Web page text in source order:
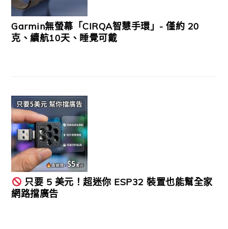
Garmin無螢幕「CIRQA智慧手環」- 僅約 20
克、續航10天、睡覺可戴
只要 5 美元！超迷你 ESP32 裝置也能幫全家
網路擋廣告